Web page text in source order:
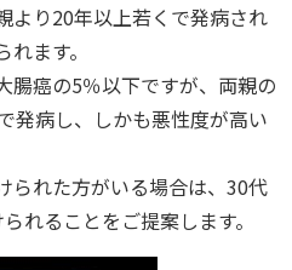
より20年以上若くで発病され
ます。
腸癌の5％以下ですが、両親の
発病し、しかも悪性度が高い
られた方がいる場合は、30代
れることをご提案します。